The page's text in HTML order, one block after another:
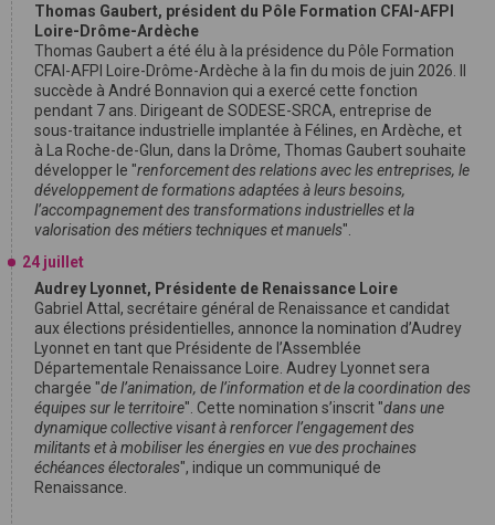
Thomas Gaubert, président du Pôle Formation CFAI-AFPI
Loire-Drôme-Ardèche
Thomas Gaubert a été élu à la présidence du Pôle Formation
CFAI-AFPI Loire-Drôme-Ardèche à la fin du mois de juin 2026. Il
succède à André Bonnavion qui a exercé cette fonction
pendant 7 ans. Dirigeant de SODESE-SRCA, entreprise de
sous-traitance industrielle implantée à Félines, en Ardèche, et
à La Roche-de-Glun, dans la Drôme, Thomas Gaubert souhaite
développer le "renforcement des relations avec les entreprises, le
développement de formations adaptées à leurs besoins,
l’accompagnement des transformations industrielles et la
valorisation des métiers techniques et manuels".
24 juillet
Audrey Lyonnet, Présidente de Renaissance Loire
Gabriel Attal, secrétaire général de Renaissance et candidat
aux élections présidentielles, annonce la nomination d’Audrey
Lyonnet en tant que Présidente de l’Assemblée
Départementale Renaissance Loire. Audrey Lyonnet sera
chargée "de l’animation, de l’information et de la coordination des
équipes sur le territoire". Cette nomination s’inscrit "dans une
dynamique collective visant à renforcer l’engagement des
militants et à mobiliser les énergies en vue des prochaines
échéances électorales", indique un communiqué de
Renaissance.